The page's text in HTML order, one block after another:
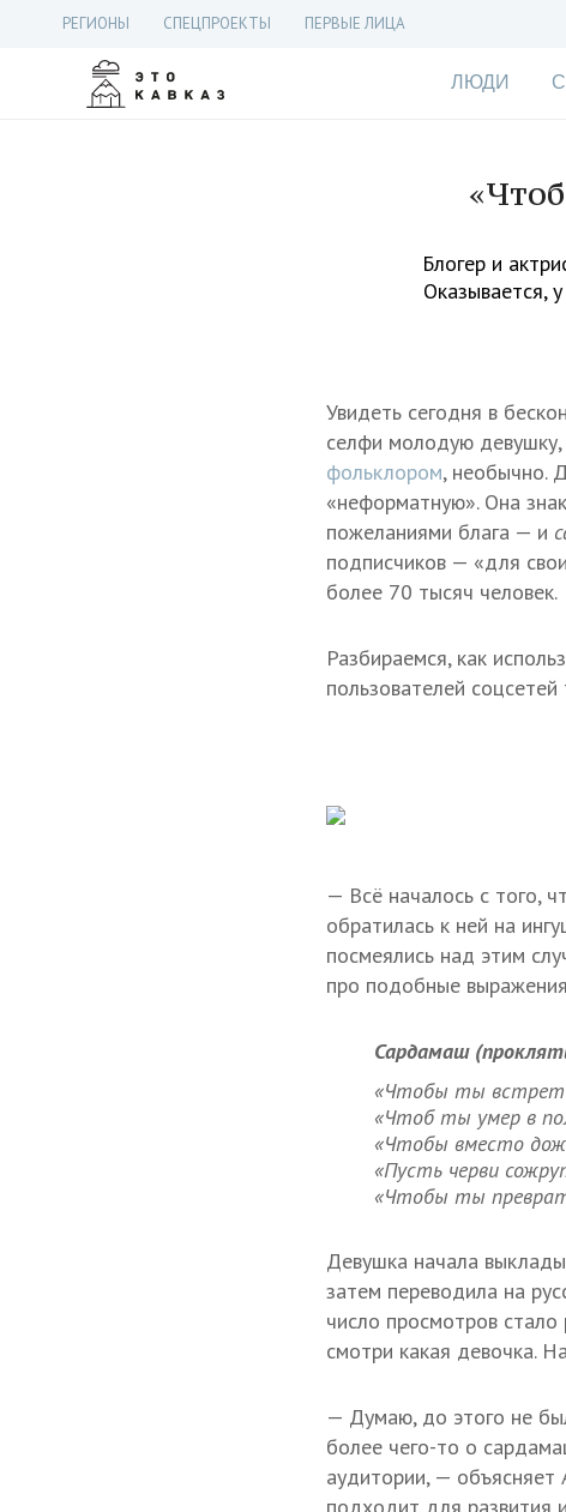
РЕГИОНЫ СПЕЦПРОЕКТЫ ПЕРВЫЕ ЛИЦА
ЛЮДИ
Блогер и
Оказывается,
Увидеть сегодня в
селфи молодую
фольклором, необычно.
«неформатную». Она
пожеланиями блага — и
подписчиков — «для
более 70 тысяч человек.
Разбираемся, как
пользователей
— Всё началось с того,
обратилась к ней на
посмеялись над этим
про подобные
Сардамаш
«Чтобы ты
«Чтоб ты умер в
«Чтобы вместо
«Пусть черви
«Чтобы ты
Девушка начала
затем переводила на
число просмотров
смотри какая девочка.
— Думаю, до этого не
более чего-то о
аудитории, — объясняет